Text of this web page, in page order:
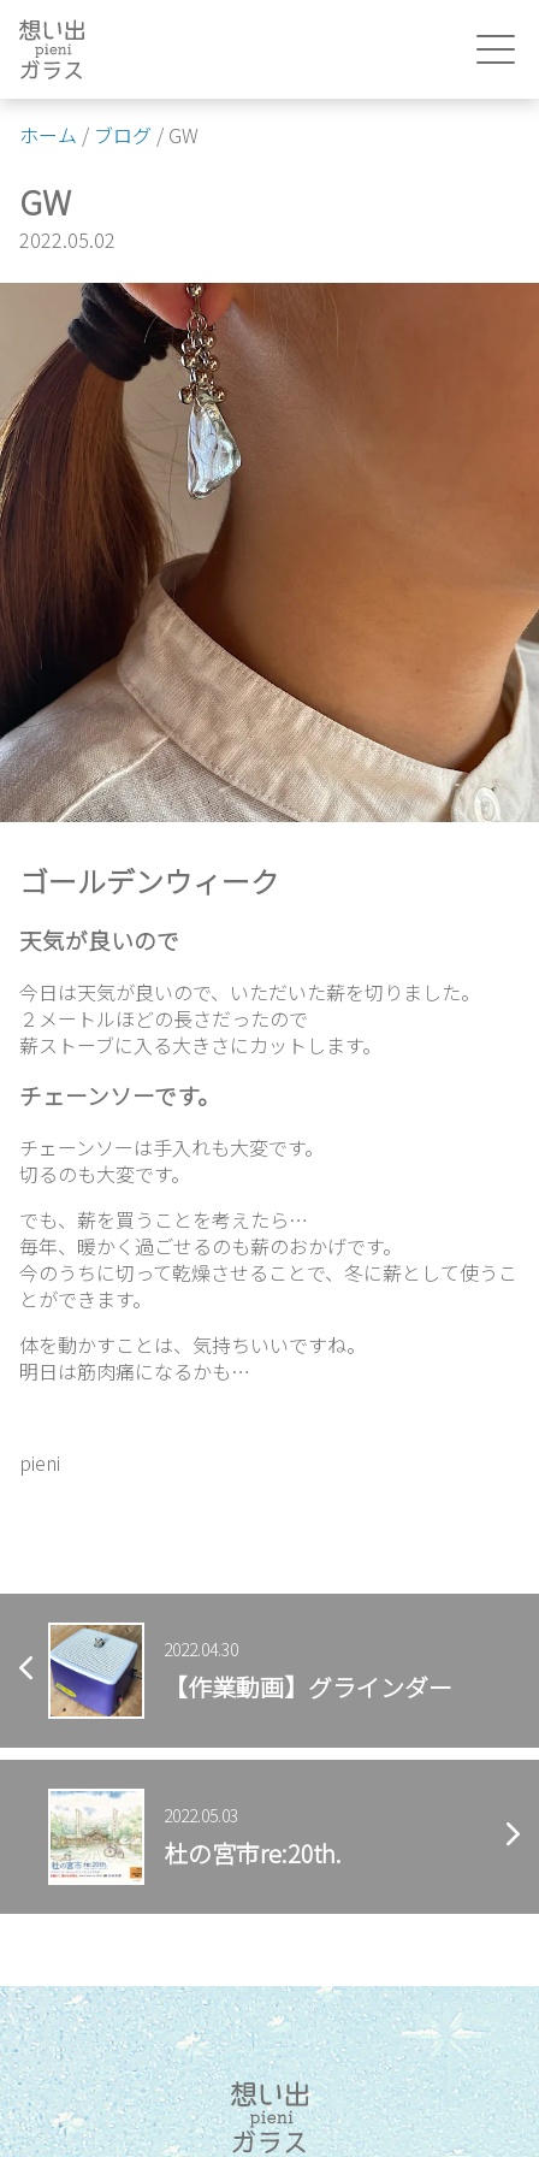
Skip
content
ホ
ー
ム
い
ガ
ラ
ス
紹
介
ブ
グ
リ
集
合
わ
せ
ホーム / ブログ / GW
GW
2022.05.02
ゴールデンウィーク
天気が良いので
今日は天気が良いので、いただいた薪を切りました。
２メートルほどの長さだったので
薪ストーブに入る大きさにカットします。
チェーンソーです。
チェーンソーは手入れも大変です。
切るのも大変です。
でも、薪を買うことを考えたら…
毎年、暖かく過ごせるのも薪のおかげです。
今のうちに切って乾燥させることで、冬に薪として使うこ
とができます。
体を動かすことは、気持ちいいですね。
明日は筋肉痛になるかも…
pieni
2022.04.30
【作業動画】グラインダー
2022.05.03
杜の宮市re:20th.